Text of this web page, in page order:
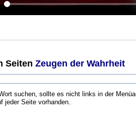
Seiten Zeugen der Wahrheit
suchen, sollte es nicht links in der
jeder Seite vorhanden.